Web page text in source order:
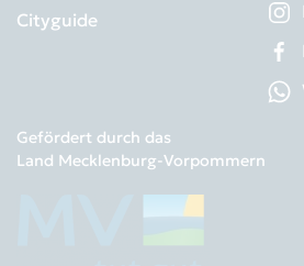
Cityguide
Gefördert durch das
Land Mecklenburg-Vorpommern